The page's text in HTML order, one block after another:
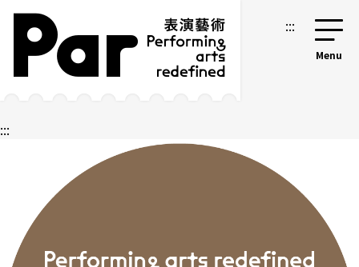
跳到主要內容區塊
網站導覽 :::
:::